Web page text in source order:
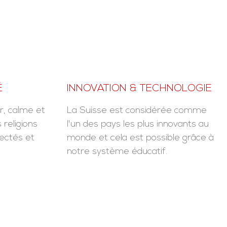
calme et
religions
et
INNOVATION & TECHNOLOGIE
La Suisse est considérée comme
l'un des pays les plus innovants au
monde et cela est possible grâce à
notre système éducatif.